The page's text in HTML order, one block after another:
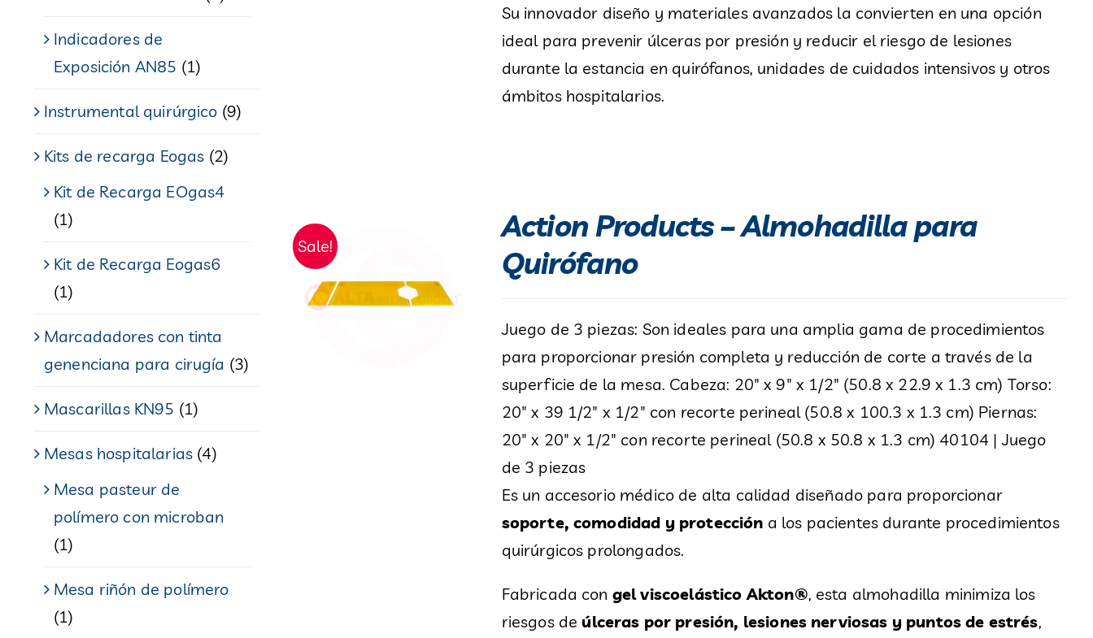
Indicadores de
Exposición AN85 (1)
Instrumental quirúrgico (9)
Kits de recarga Eogas (2)
Kit de Recarga EOgas4
(1)
Kit de Recarga Eogas6
(1)
Marcadadores con tinta
genenciana para cirugía (3)
Mascarillas KN95 (1)
Mesas hospitalarias (4)
Mesa pasteur de
polímero con microban
(1)
Mesa riñón de polímero
(1)
Su innovador diseño y materiales avanzados la convierten en una opción
ideal para prevenir úlceras por presión y reducir el riesgo de lesiones
durante la estancia en quirófanos, unidades de cuidados intensivos y otros
ámbitos hospitalarios.
Sale!
Action Products – Almohadilla para
Quirófano
Juego de 3 piezas: Son ideales para una amplia gama de procedimientos
para proporcionar presión completa y reducción de corte a través de la
superficie de la mesa. Cabeza: 20" x 9" x 1/2" (50.8 x 22.9 x 1.3 cm) Torso:
20" x 39 1/2" x 1/2" con recorte perineal (50.8 x 100.3 x 1.3 cm) Piernas:
20" x 20" x 1/2" con recorte perineal (50.8 x 50.8 x 1.3 cm) 40104 | Juego
de 3 piezas
Es un accesorio médico de alta calidad diseñado para proporcionar
soporte, comodidad y protección a los pacientes durante procedimientos
quirúrgicos prolongados.
Fabricada con gel viscoelástico Akton®, esta almohadilla minimiza los
riesgos de úlceras por presión, lesiones nerviosas y puntos de estrés,